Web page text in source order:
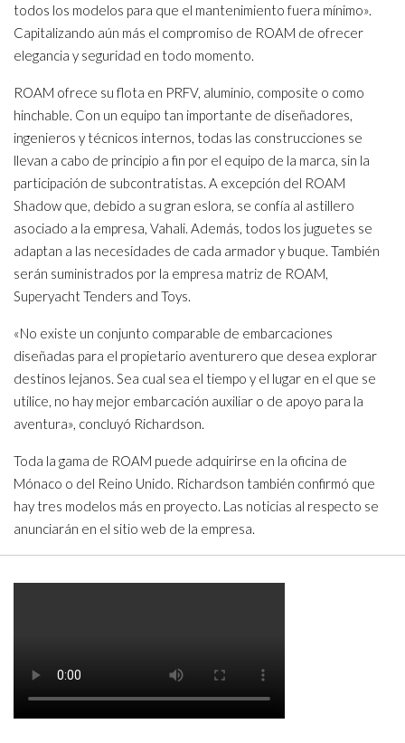
todos los modelos para que el mantenimiento fuera mínimo».
Capitalizando aún más el compromiso de ROAM de ofrecer
elegancia y seguridad en todo momento.
ROAM ofrece su flota en PRFV, aluminio, composite o como
hinchable. Con un equipo tan importante de diseñadores,
ingenieros y técnicos internos, todas las construcciones se
llevan a cabo de principio a fin por el equipo de la marca, sin la
participación de subcontratistas. A excepción del ROAM
Shadow que, debido a su gran eslora, se confía al astillero
asociado a la empresa, Vahali. Además, todos los juguetes se
adaptan a las necesidades de cada armador y buque. También
serán suministrados por la empresa matriz de ROAM,
Superyacht Tenders and Toys.
«No existe un conjunto comparable de embarcaciones
diseñadas para el propietario aventurero que desea explorar
destinos lejanos. Sea cual sea el tiempo y el lugar en el que se
utilice, no hay mejor embarcación auxiliar o de apoyo para la
aventura», concluyó Richardson.
Toda la gama de ROAM puede adquirirse en la oficina de
Mónaco o del Reino Unido. Richardson también confirmó que
hay tres modelos más en proyecto. Las noticias al respecto se
anunciarán en el sitio web de la empresa.